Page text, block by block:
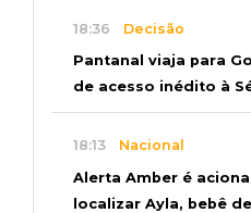
18:36 Decisão
Pantanal viaja para
de acesso inédito à
18:13 Nacional
Alerta Amber é
localizar Ayla, bebê